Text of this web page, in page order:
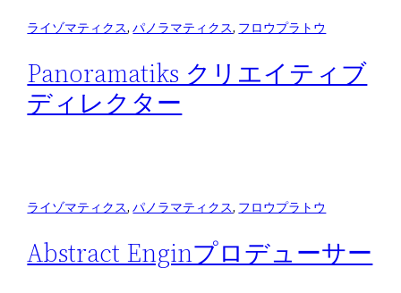
ライゾマティクス, パノラマティクス, フロウプラトウ
Panoramatiks クリエイティブ
ディレクター
ライゾマティクス, パノラマティクス, フロウプラトウ
Abstract Enginプロデューサー